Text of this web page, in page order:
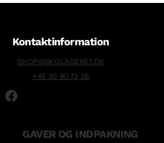
Kontaktinformation
SHOP@SKOLAGERET.DK
+45 20 90 73 26
GAVER OG INDPAKNING